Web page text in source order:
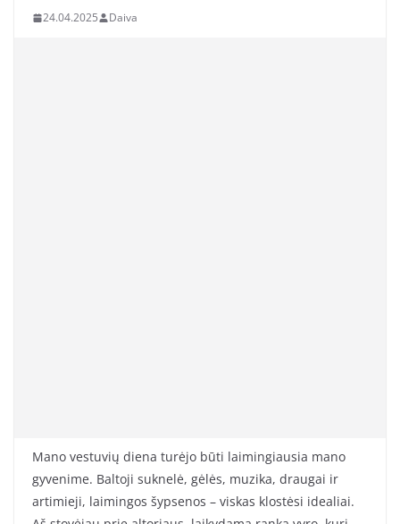
24.04.2025 Daiva
Mano vestuvių diena turėjo būti laimingiausia mano
gyvenime. Baltoji suknelė, gėlės, muzika, draugai ir
artimieji, laimingos šypsenos – viskas klostėsi idealiai.